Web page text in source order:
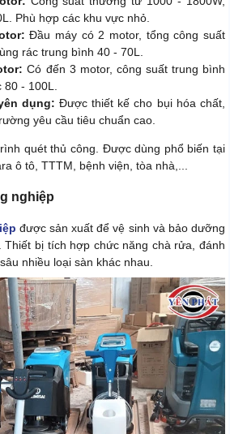
Phù hợp các khu vực nhỏ.
Đầu máy có 2 motor, tổng công suất
rác trung bình 40 - 70L.
Có đến 3 motor, công suất trung bình
80 - 100L.
dụng: Được thiết kế cho bụi hóa chất,
yêu cầu tiêu chuẩn cao.
quét thủ công. Được dùng phổ biến tại
ô tô, TTTM, bệnh viện, tòa nhà,...
nghiệp
được sản xuất để vệ sinh và bảo dưỡng
Thiết bị tích hợp chức năng chà rửa, đánh
nhiều loại sàn khác nhau.